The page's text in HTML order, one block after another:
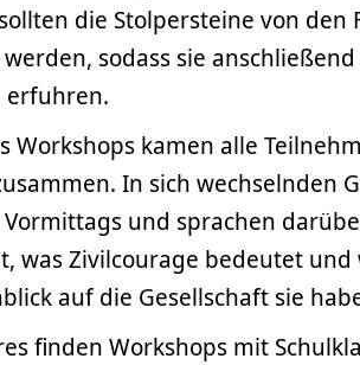
die Stolpersteine von den
sodass sie
erfuhren.
Workshops kamen alle
In sich wechselnden
und sprachen
was Zivilcourage bedeutet und
auf die Gesellschaft sie
finden Workshops mit